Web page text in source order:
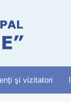
şi vizitatori